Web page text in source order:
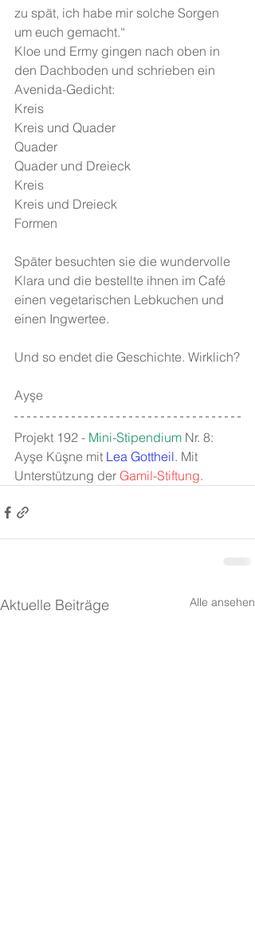
zu spät, ich habe mir solche Sorgen
um euch gemacht.“
Kloe und Ermy gingen nach oben in
den Dachboden und schrieben ein
Avenida-Gedicht:
Kreis
Kreis und Quader
Quader
Quader und Dreieck
Kreis
Kreis und Dreieck
Formen
Später besuchten sie die wundervolle
Klara und die bestellte ihnen im Café
einen vegetarischen Lebkuchen und
einen Ingwertee.
Und so endet die Geschichte. Wirklich?
Ayşe
Projekt 192 - Mini-Stipendium Nr. 8:
Ayşe Küşne mit Lea Gottheil. Mit
Unterstützung der Gamil-Stiftung.
Aktuelle Beiträge Alle ansehen